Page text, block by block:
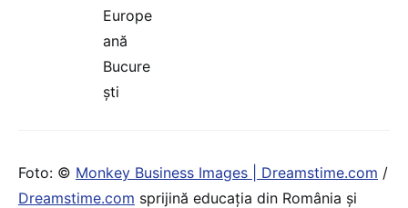
Europe
ană
Bucure
ști
Foto: © Monkey Business Images | Dreamstime.com /
Dreamstime.com sprijină educaţia din România şi